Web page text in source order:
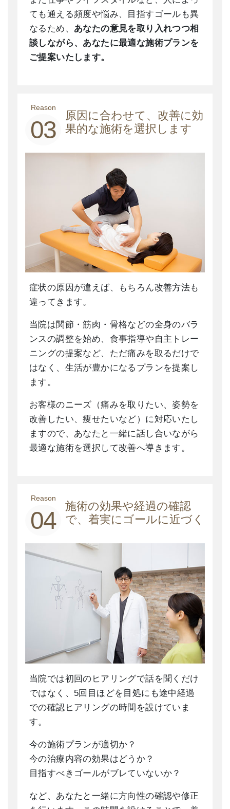
ても通える頻度や悩み、目指すゴールも異
なるため、 あなたの意見を取り入れつつ相
談しながら、あなたに最適な施術プランを
ご提案いたします。
Reason
03
原因に合わせて、改善に効
果的な施術を選択します
症状の原因が違えば、もちろん改善方法も
違ってきます。
当院は関節・筋肉・骨格などの全身のバラ
ンスの調整を始め、食事指導や自主トレー
ニングの提案など、ただ痛みを取るだけで
はなく、生活が豊かになるプランを提案し
ます。
お客様のニーズ（痛みを取りたい、姿勢を
改善したい、痩せたいなど）に対応いたし
ますので、あなたと一緒に話し合いながら
最適な施術を選択して改善へ導きます。
Reason
04
施術の効果や経過の確認
で、着実にゴールに近づく
当院では初回のヒアリングで話を聞くだけ
ではなく、5回目ほどを目処にも途中経過
での確認ヒアリングの時間を設けていま
す。
今の施術プランが適切か？
今の治療内容の効果はどうか？
目指すべきゴールがブレていないか？
など、あなたと一緒に方向性の確認や修正